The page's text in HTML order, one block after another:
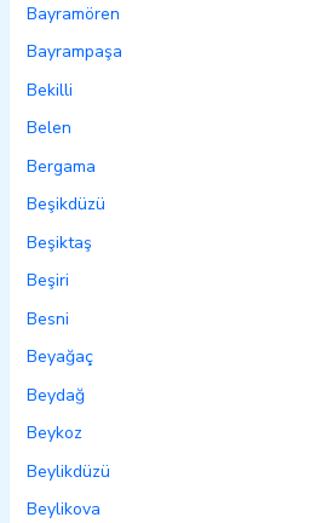
Bayramören
Bayrampaşa
Bekilli
Belen
Bergama
Beşikdüzü
Beşiktaş
Beşiri
Besni
Beyağaç
Beydağ
Beykoz
Beylikdüzü
Beylikova